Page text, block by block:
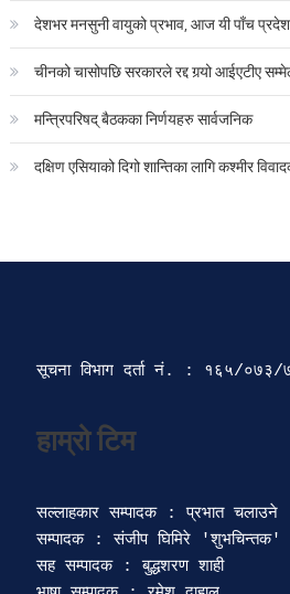
देशभर मनसुनी वायुको प्रभाव, आज यी पाँच
चीनको चासोपछि सरकारले रद्द गर्‍यो आईएटीए
मन्त्रिपरिषद् बैठकका निर्णयहरु सार्वजनिक
दक्षिण एसियाको दिगो शान्तिका लागि कश्मीर
सूचना विभाग दर्ता‍ नं. : १६५/०७३/
हाम्रो टिम
सल्लाहकार सम्पादक : प्रभात चलाउने
सम्पादक : संजीप घिमिरे 'शुभचिन्तक'
सह सम्पादक : बुद्धशरण शाही